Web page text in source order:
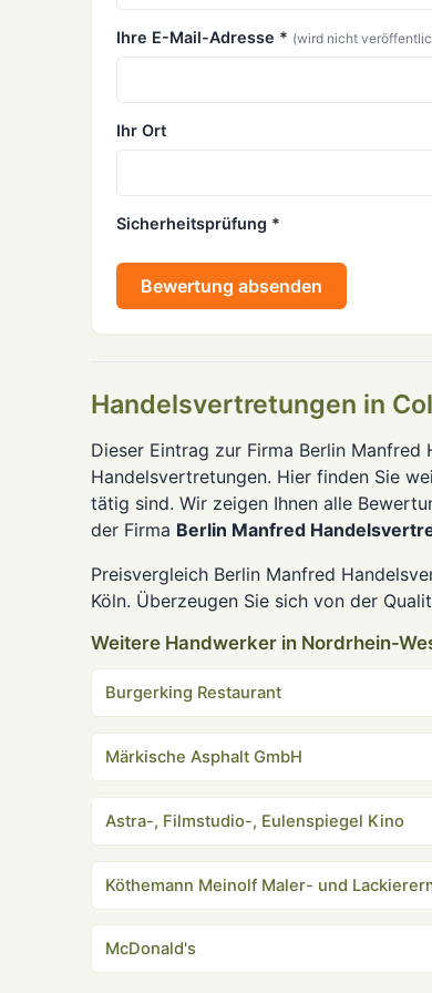
Ihre E-Mail-Adresse * (wird nicht
Ihr Ort
Sicherheitsprüfung *
Bewertung absenden
Handelsvertretungen in
Dieser Eintrag zur Firma Berlin
Handelsvertretungen. Hier finden Sie
tätig sind. Wir zeigen Ihnen alle
der Firma Berlin Manfred
Preisvergleich Berlin Manfred
Köln. Überzeugen Sie sich von der
Weitere Handwerker in Nordrhein-
Burgerking Restaurant
Märkische Asphalt GmbH
Astra-, Filmstudio-, Eulenspiegel Kino
Köthemann Meinolf Maler- und
McDonald's